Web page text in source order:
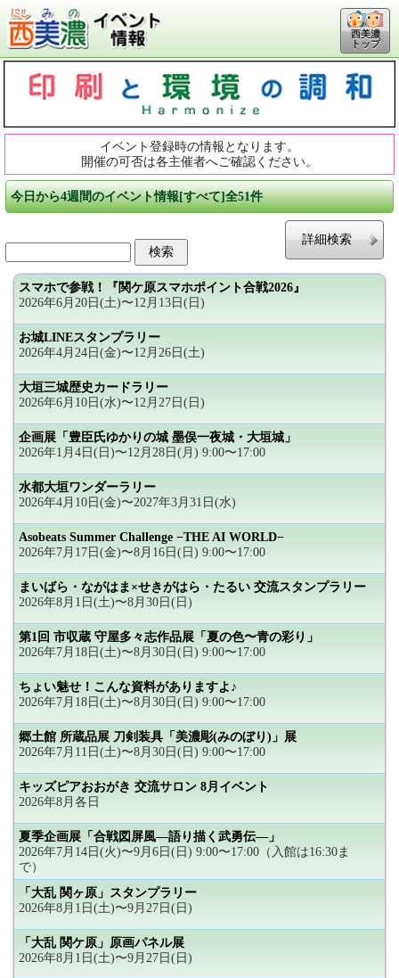
西美濃
トップ
イベント登録時の情報となります。
開催の可否は各主催者へご確認ください。
今日から4週間のイベント情報[すべて]全51件
詳細検索
スマホで参戦！『関ケ原スマホポイント合戦2026』
2026年6月20日(土)〜12月13日(日)
お城LINEスタンプラリー
2026年4月24日(金)〜12月26日(土)
大垣三城歴史カードラリー
2026年6月10日(水)〜12月27日(日)
企画展「豊臣氏ゆかりの城 墨俣一夜城・大垣城」
2026年1月4日(日)〜12月28日(月) 9:00〜17:00
水都大垣ワンダーラリー
2026年4月10日(金)〜2027年3月31日(水)
Asobeats Summer Challenge −THE AI WORLD−
2026年7月17日(金)〜8月16日(日) 9:00〜17:00
まいばら・ながはま×せきがはら・たるい 交流スタンプラリー
2026年8月1日(土)〜8月30日(日)
第1回 市収蔵 守屋多々志作品展「夏の色〜青の彩り」
2026年7月18日(土)〜8月30日(日) 9:00〜17:00
ちょい魅せ！こんな資料がありますよ♪
2026年7月18日(土)〜8月30日(日) 9:00〜17:00
郷土館 所蔵品展 刀剣装具「美濃彫(みのぼり)」展
2026年7月11日(土)〜8月30日(日) 9:00〜17:00
キッズピアおおがき 交流サロン 8月イベント
2026年8月各日
夏季企画展「合戦図屏風―語り描く武勇伝―」
2026年7月14日(火)〜9月6日(日) 9:00〜17:00（入館は16:30ま
で）
「大乱 関ヶ原」スタンプラリー
2026年8月1日(土)〜9月27日(日)
「大乱 関ケ原」原画パネル展
2026年8月1日(土)〜9月27日(日)